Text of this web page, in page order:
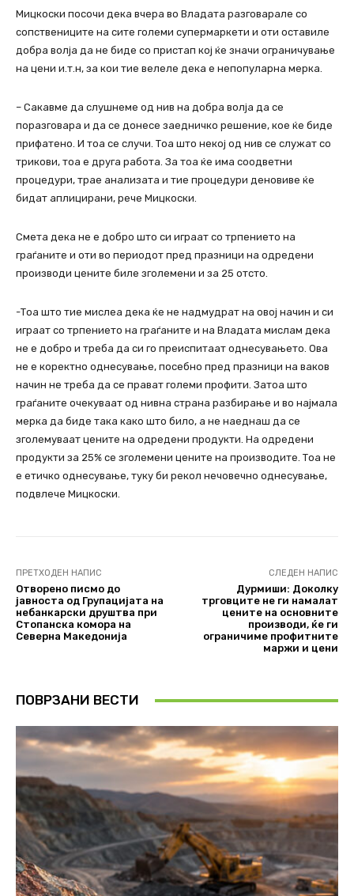
Мицкоски посочи дека вчера во Владата разговарале со
сопствениците на сите големи супермаркети и оти оставиле
добра волја да не биде со пристап кој ќе значи ограничување
на цени и.т.н, за кои тие велеле дека е непопуларна мерка.
– Сакавме да слушнеме од нив на добра волја да се
поразговара и да се донесе заедничко решение, кое ќе биде
прифатено. И тоа се случи. Тоа што некој од нив се служат со
трикови, тоа е друга работа. За тоа ќе има соодветни
процедури, трае анализата и тие процедури деновиве ќе
бидат аплицирани, рече Мицкоски.
Смета дека не е добро што си играат со трпението на
граѓаните и оти во периодот пред празници на одредени
производи цените биле зголемени и за 25 отсто.
-Тоа што тие мислеа дека ќе не надмудрат на овој начин и си
играат со трпението на граѓаните и на Владата мислам дека
не е добро и треба да си го преиспитаат однесувањето. Ова
не е коректно однесување, посебно пред празници на ваков
начин не треба да се прават големи профити. Затоа што
граѓаните очекуваат од нивна страна разбирање и во најмала
мерка да биде така како што било, а не наеднаш да се
зголемуваат цените на одредени продукти. На одредени
продукти за 25% се зголемени цените на производите. Тоа не
е етичко однесување, туку би рекол нечовечно однесување,
подвлече Мицкоски.
ПРЕТХОДЕН НАПИС
Отворено писмо до
јавноста од Групацијата на
небанкарски друштва при
Стопанска комора на
Северна Македонија
СЛЕДЕН НАПИС
Дурмиши: Доколку
трговците не ги намалат
цените на основните
производи, ќе ги
ограничиме профитните
маржи и цени
ПОВРЗАНИ ВЕСТИ